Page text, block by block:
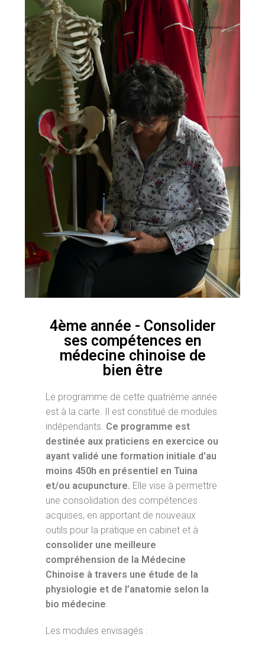
4ème année - Consolider
ses compétences en
médecine chinoise de
bien être
Le programme de cette quatrième année
est à la carte. Il est constitué de modules
indépendants. Ce programme est
destinée aux praticiens en exercice ou
ayant validé une formation initiale d’au
moins 450h en présentiel en Tuina
et/ou acupuncture. Elle vise à permettre
une consolidation des compétences
acquises, en apportant de nouveaux
outils pour la pratique en cabinet et à
consolider une meilleure
compréhension de la Médecine
Chinoise à travers une étude de la
physiologie et de l’anatomie selon la
bio médecine.
Les modules envisagés :